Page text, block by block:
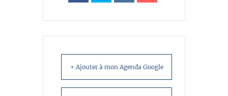
+ Ajouter à mon Agenda Google